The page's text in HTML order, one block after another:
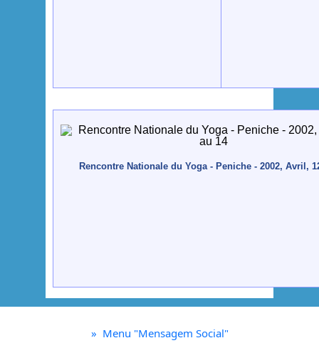
Rencontre Nationale du Yoga - Peniche - 2002, Avril,
» Menu "Mensagem Social"